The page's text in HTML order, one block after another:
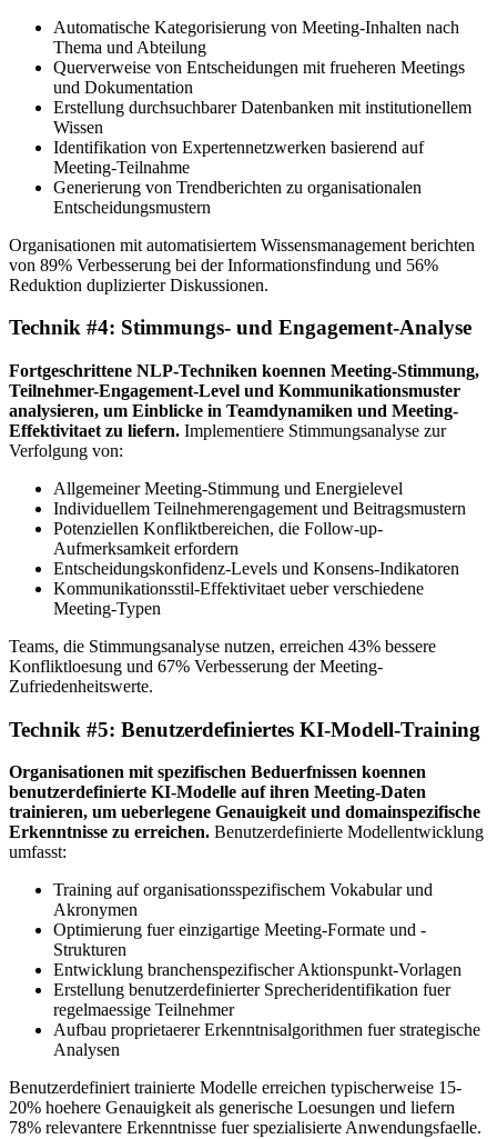
Automatische Kategorisierung von Meeting-Inhalten nach
Thema und Abteilung
Querverweise von Entscheidungen mit frueheren Meetings
und Dokumentation
Erstellung durchsuchbarer Datenbanken mit institutionellem
Wissen
Identifikation von Expertennetzwerken basierend auf
Meeting-Teilnahme
Generierung von Trendberichten zu organisationalen
Entscheidungsmustern
Organisationen mit automatisiertem Wissensmanagement berichten
von 89% Verbesserung bei der Informationsfindung und 56%
Reduktion duplizierter Diskussionen.
Technik #4: Stimmungs- und Engagement-Analyse
Fortgeschrittene NLP-Techniken koennen Meeting-Stimmung,
Teilnehmer-Engagement-Level und Kommunikationsmuster
analysieren, um Einblicke in Teamdynamiken und Meeting-
Effektivitaet zu liefern. Implementiere Stimmungsanalyse zur
Verfolgung von:
Allgemeiner Meeting-Stimmung und Energielevel
Individuellem Teilnehmerengagement und Beitragsmustern
Potenziellen Konfliktbereichen, die Follow-up-
Aufmerksamkeit erfordern
Entscheidungskonfidenz-Levels und Konsens-Indikatoren
Kommunikationsstil-Effektivitaet ueber verschiedene
Meeting-Typen
Teams, die Stimmungsanalyse nutzen, erreichen 43% bessere
Konfliktloesung und 67% Verbesserung der Meeting-
Zufriedenheitswerte.
Technik #5: Benutzerdefiniertes KI-Modell-Training
Organisationen mit spezifischen Beduerfnissen koennen
benutzerdefinierte KI-Modelle auf ihren Meeting-Daten
trainieren, um ueberlegene Genauigkeit und domainspezifische
Erkenntnisse zu erreichen. Benutzerdefinierte Modellentwicklung
umfasst:
Training auf organisationsspezifischem Vokabular und
Akronymen
Optimierung fuer einzigartige Meeting-Formate und -
Strukturen
Entwicklung branchenspezifischer Aktionspunkt-Vorlagen
Erstellung benutzerdefinierter Sprecheridentifikation fuer
regelmaessige Teilnehmer
Aufbau proprietaerer Erkenntnisalgorithmen fuer strategische
Analysen
Benutzerdefiniert trainierte Modelle erreichen typischerweise 15-
20% hoehere Genauigkeit als generische Loesungen und liefern
78% relevantere Erkenntnisse fuer spezialisierte Anwendungsfaelle.